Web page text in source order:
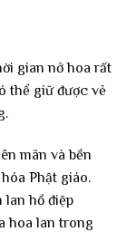
gian nở hoa rất
thể giữ được vẻ
mãn và bền
Phật giáo.
lan hồ điệp
hoa lan trong